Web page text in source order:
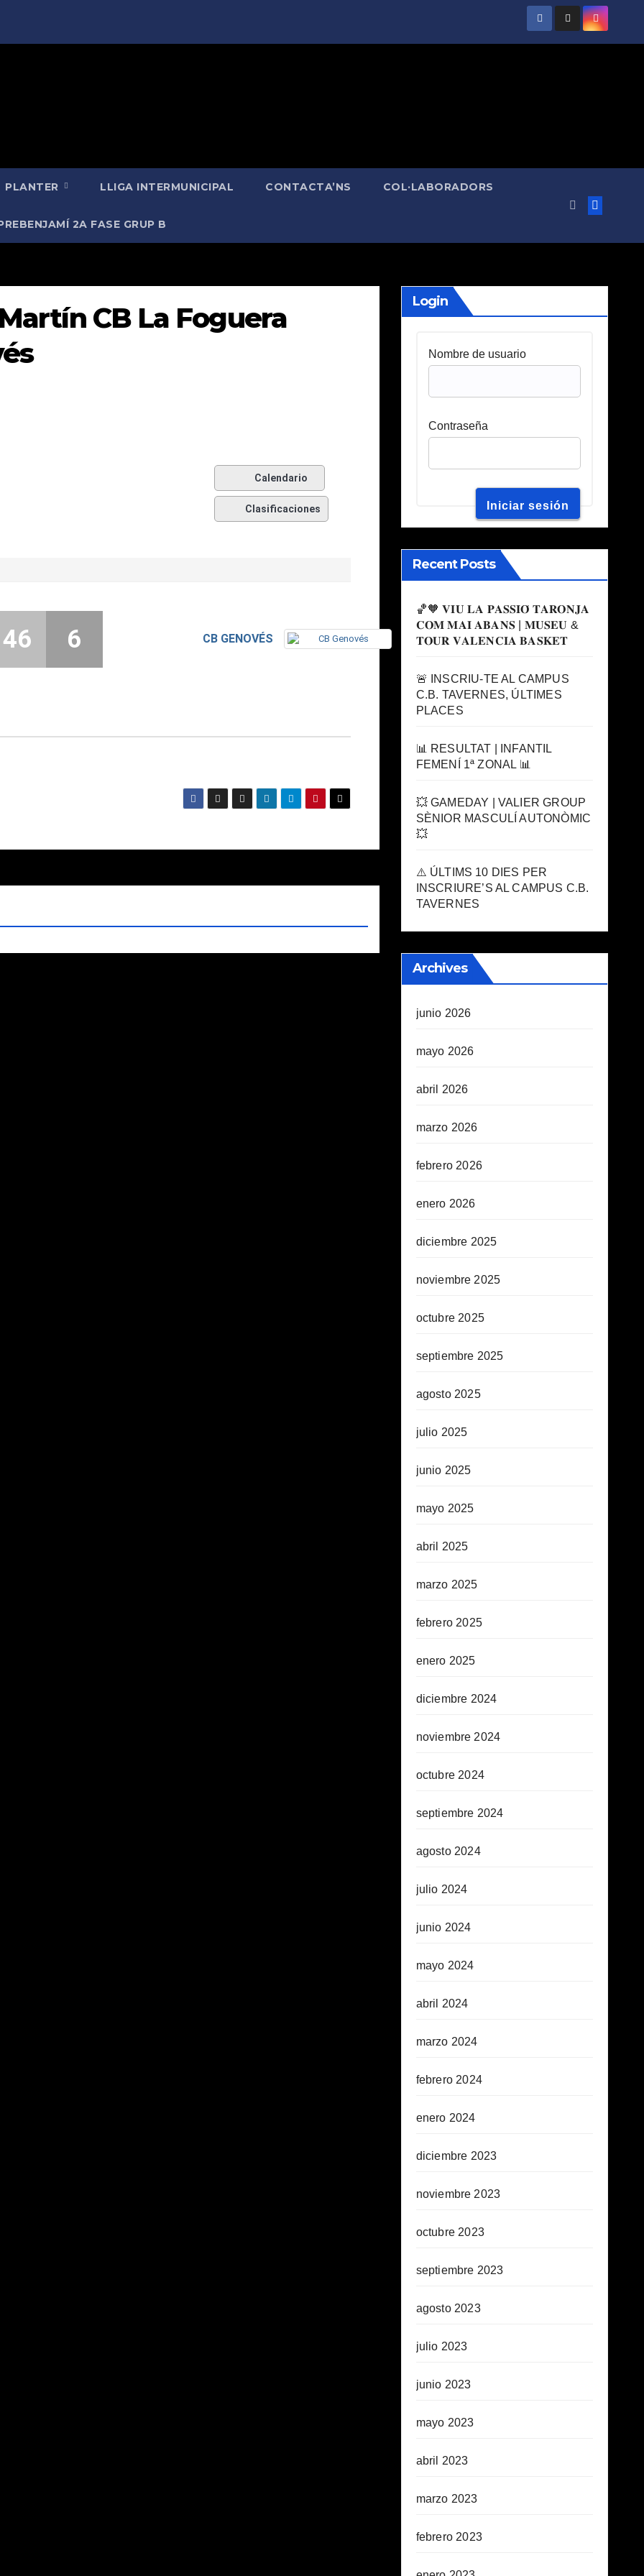
PLANTER LLIGA INTERMUNICIPAL CONTACTA’NS COL·LABORADORS
2A FASE GRUP B
CB La Foguera
Calendario
Clasificaciones
CB GENOVÉS
46 6
Login
Nombre de usuario
Contraseña
Recent Posts
🏀🧡 𝐕𝐈𝐔 𝐋𝐀 𝐏𝐀𝐒𝐒𝐈𝐎́ 𝐓𝐀𝐑𝐎𝐍𝐉𝐀
𝐂𝐎𝐌 𝐌𝐀𝐈 𝐀𝐁𝐀𝐍𝐒 | 𝐌𝐔𝐒𝐄𝐔 &
𝐓𝐎𝐔𝐑 𝐕𝐀𝐋𝐄𝐍𝐂𝐈𝐀 𝐁𝐀𝐒𝐊𝐄𝐓
🚨 INSCRIU-TE AL CAMPUS
C.B. TAVERNES, ÚLTIMES
PLACES
📊 RESULTAT | INFANTIL
FEMENÍ 1ª ZONAL 📊
💥 GAMEDAY | VALIER GROUP
SÈNIOR MASCULÍ AUTONÒMIC
💥
⚠️ ÚLTIMS 10 DIES PER
INSCRIURE’S AL CAMPUS C.B.
TAVERNES
Archives
junio 2026
mayo 2026
abril 2026
marzo 2026
febrero 2026
enero 2026
diciembre 2025
noviembre 2025
octubre 2025
septiembre 2025
agosto 2025
julio 2025
junio 2025
mayo 2025
abril 2025
marzo 2025
febrero 2025
enero 2025
diciembre 2024
noviembre 2024
octubre 2024
septiembre 2024
agosto 2024
julio 2024
junio 2024
mayo 2024
abril 2024
marzo 2024
febrero 2024
enero 2024
diciembre 2023
noviembre 2023
octubre 2023
septiembre 2023
agosto 2023
julio 2023
junio 2023
mayo 2023
abril 2023
marzo 2023
febrero 2023